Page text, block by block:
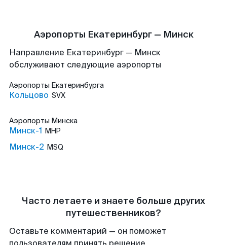
Аэропорты Екатеринбург — Минск
Направление Екатеринбург — Минск
обслуживают следующие аэропорты
Аэропорты Екатеринбурга
Кольцово SVX
Аэропорты Минска
Минск-1 MHP
Минск-2 MSQ
Часто летаете и знаете больше других
путешественников?
Оставьте комментарий — он поможет